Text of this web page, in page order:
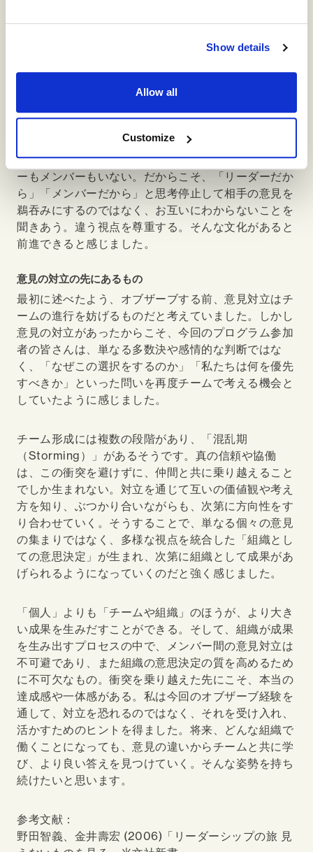
Show details
Allow all
Customize
③ 異なる視点を受け止めるチーム文化をつくる
また今回のプログラムに参加されていた方々は、積極
も気づきました。誰かが意見を言うと、チームメンバ
ーが頷く。さらに少数意見を拾って今後に生かそうと
する発言も見られました。意見が違うことを否定的に
きに受け止める。すると多様なアイデアが生まれやす
くなっていました。いつも間違えない、完璧なリーダ
ーもメンバーもいない。だからこそ、「リーダーだか
ら」「メンバーだから」と思考停止して相手の意見を
鵜吞みにするのではなく、お互いにわからないことを
聞きあう。違う視点を尊重する。そんな文化があると
前進できると感じました。
意見の対立の先にあるもの
最初に述べたよう、オブザーブする前、意見対立はチ
ームの進行を妨げるものだと考えていました。しかし
意見の対立があったからこそ、今回のプログラム参加
者の皆さんは、単なる多数決や感情的な判断ではな
く、「なぜこの選択をするのか」「私たちは何を優先
すべきか」といった問いを再度チームで考える機会と
していたように感じました。
チーム形成には複数の段階があり、「混乱期
（Storming）」があるそうです。真の信頼や協働
は、この衝突を避けずに、仲間と共に乗り越えること
でしか生まれない。対立を通じて互いの価値観や考え
方を知り、ぶつかり合いながらも、次第に方向性をす
り合わせていく。そうすることで、単なる個々の意見
の集まりではなく、多様な視点を統合した「組織とし
ての意思決定」が生まれ、次第に組織として成果があ
げられるようになっていくのだと強く感じました。
「個人」よりも「チームや組織」のほうが、より大き
い成果を生みだすことができる。そして、組織が成果
を生み出すプロセスの中で、メンバー間の意見対立は
不可避であり、また組織の意思決定の質を高めるため
に不可欠なもの。衝突を乗り越えた先にこそ、本当の
達成感や一体感がある。私は今回のオブザーブ経験を
通して、対立を恐れるのではなく、それを受け入れ、
活かすためのヒントを得ました。将来、どんな組織で
働くことになっても、意見の違いからチームと共に学
び、より良い答えを見つけていく。そんな姿勢を持ち
続けたいと思います。
参考文献：
野田智義、金井壽宏 (2006)「リーダーシップの旅 見